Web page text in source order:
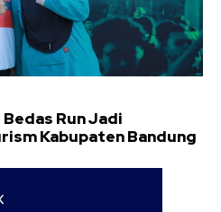
Run Jadi
Kabupaten Bandung